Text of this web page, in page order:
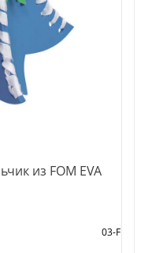
из FOM EVA
03-F